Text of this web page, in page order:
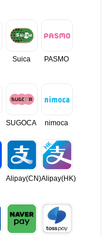
Suica PASMO
SUGOCA nimoca
Alipay(CN)Alipay(HK)